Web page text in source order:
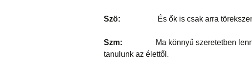
Szö: És ők is csak arra törekszenek,
Szm: Ma könnyű szeretetben
tanulunk az élettől.